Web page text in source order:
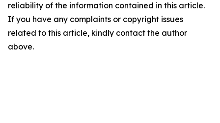
reliability of the information contained in this article.
If you have any complaints or copyright issues
related to this article, kindly contact the author
above.